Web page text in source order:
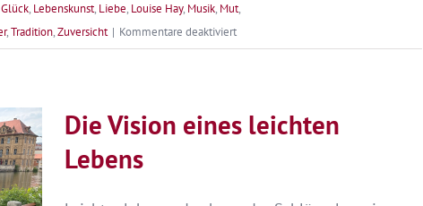
Glück, Lebenskunst, Liebe, Louise Hay, Musik, Mut,
,Tradition,Zuversicht | Kommentare deaktiviertfür
Du
–
Die Vision eines leichten
Lebens